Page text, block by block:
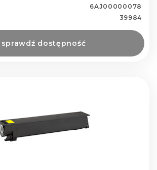
6AJ00000078
39984
sprawdź dostępność